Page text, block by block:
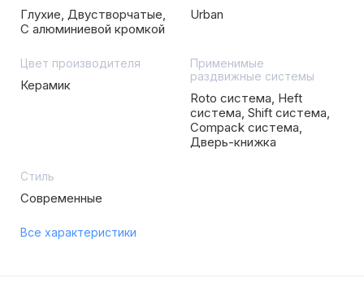
Глухие, Двустворчатые,
С алюминиевой кромкой
Urban
Цвет производителя
Керамик
Применимые
раздвижные системы
Roto система, Heft
система, Shift система,
Compack система,
Дверь-книжка
Стиль
Современные
Все характеристики